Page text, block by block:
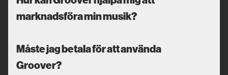
marknadsföra min musik?
Måste jag betala för att använda
Groover?